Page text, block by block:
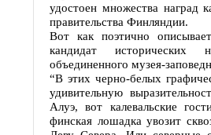
удостоен множества наград
правительства Финляндии.
Вот как поэтично
кандидат исторических
объединенного музея-
“В этих черно-белых
удивительную
Алуэ, вот калевальские
финская лошадка увозит